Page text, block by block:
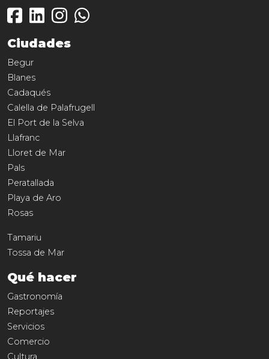
Ciudades
Begur
Blanes
Cadaqués
Calella de Palafrugell
El Port de la Selva
Llafranc
Lloret de Mar
Pals
Peratallada
Playa de Aro
Rosas
Tamariu
Tossa de Mar
Qué hacer
Gastronomía
Reportajes
Servicios
Comercio
Cultura